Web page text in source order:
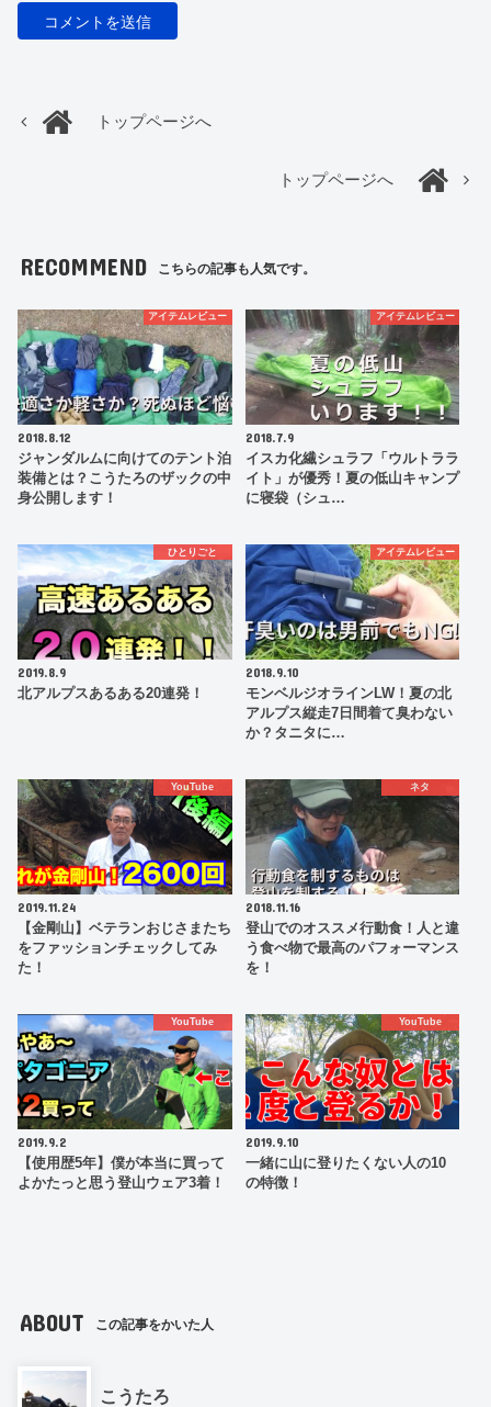
トップページへ
トップページへ
RECOMMEND こちらの記事も人気です。
アイテムレビュー
2018.8.12
ジャンダルムに向けてのテント泊
装備とは？こうたろのザックの中
身公開します！
アイテムレビュー
2018.7.9
イスカ化繊シュラフ「ウルトララ
イト」が優秀！夏の低山キャンプ
に寝袋（シュ…
ひとりごと
2019.8.9
北アルプスあるある20連発！
アイテムレビュー
2018.9.10
モンベルジオラインLW！夏の北
アルプス縦走7日間着て臭わない
か？タニタに…
YouTube
2019.11.24
【金剛山】ベテランおじさまたち
をファッションチェックしてみ
た！
ネタ
2018.11.16
登山でのオススメ行動食！人と違
う食べ物で最高のパフォーマンス
を！
YouTube
2019.9.2
【使用歴5年】僕が本当に買って
よかたっと思う登山ウェア3着！
YouTube
2019.9.10
一緒に山に登りたくない人の10
の特徴！
ABOUT この記事をかいた人
こうたろ